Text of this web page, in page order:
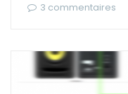
3 commentaires